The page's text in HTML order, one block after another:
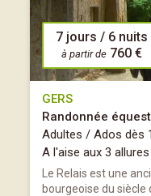
7 jours / 6 nuits
à partir de 760 €
GERS
Randonnée
Adultes / Ados dès
A l'aise aux 3 allures
Le Relais est une
bourgeoise du siècle